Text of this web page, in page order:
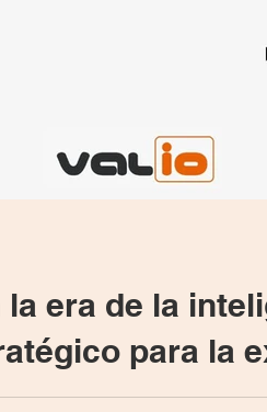
la era de la
para la